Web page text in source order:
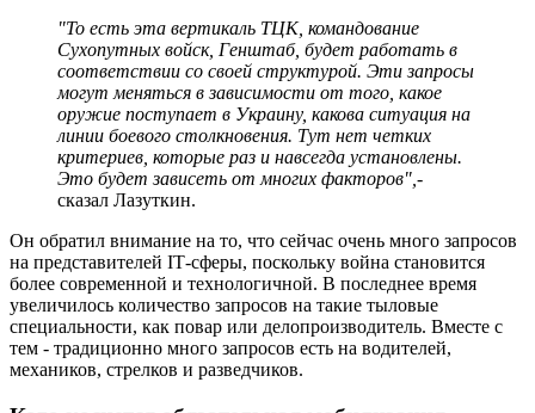
"То есть эта вертикаль ТЦК, командование
Сухопутных войск, Генштаб, будет работать в
соответствии со своей структурой. Эти запросы
могут меняться в зависимости от того, какое
оружие поступает в Украину, какова ситуация на
линии боевого столкновения. Тут нет четких
критериев, которые раз и навсегда установлены.
Это будет зависеть от многих факторов",-
сказал Лазуткин.
Он обратил внимание на то, что сейчас очень много запросов
на представителей IТ-сферы, поскольку война становится
более современной и технологичной. В последнее время
увеличилось количество запросов на такие тыловые
специальности, как повар или делопроизводитель. Вместе с
тем - традиционно много запросов есть на водителей,
механиков, стрелков и разведчиков.